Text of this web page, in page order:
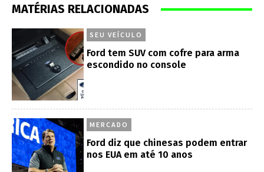
MATÉRIAS RELACIONADAS
SEU VEÍCULO
Ford tem SUV com cofre para arma
escondido no console
MERCADO
Ford diz que chinesas podem entrar
nos EUA em até 10 anos